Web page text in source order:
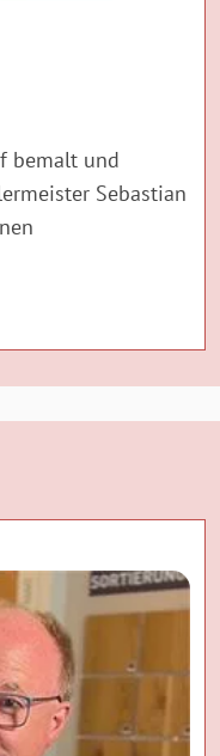
bemalt und
Sebastian